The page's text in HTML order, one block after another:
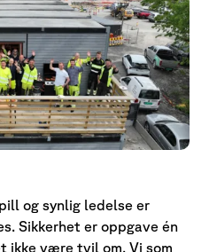
og synlig ledelse er
Sikkerhet er oppgave én
ikke være tvil om. Vi som